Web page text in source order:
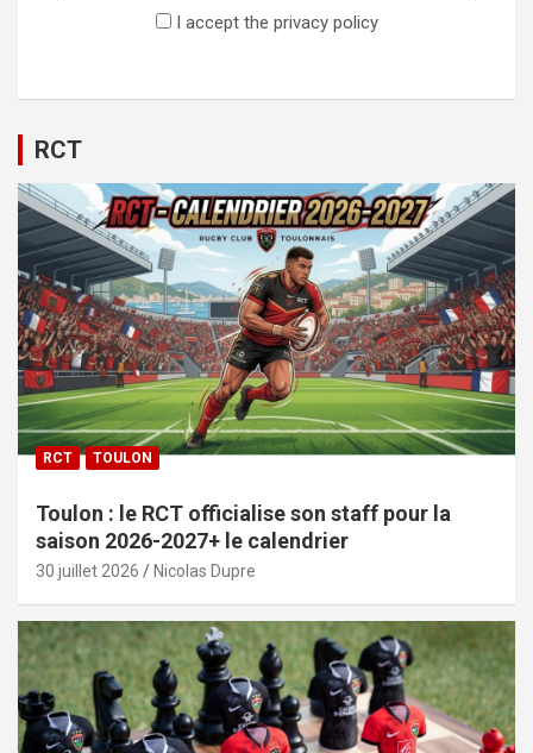
I accept the privacy policy
RCT
RCT TOULON
Toulon : le RCT officialise son staff pour la
saison 2026-2027+ le calendrier
30 juillet 2026 Nicolas Dupre